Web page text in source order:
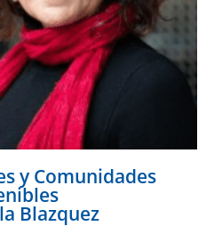
y Comunidades
Blazquez